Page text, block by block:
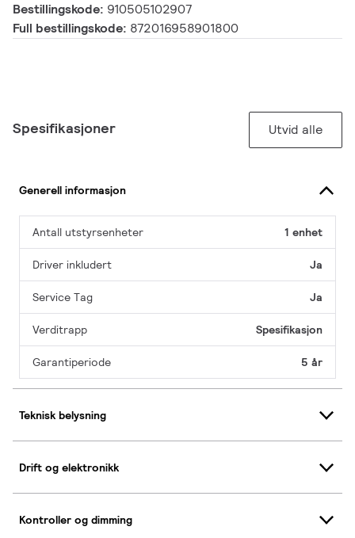
Bestillingskode: 910505102907
Full bestillingskode: 872016958901800
Spesifikasjoner Utvid alle
Generell informasjon
Antall utstyrsenheter 1 enhet
Driver inkludert Ja
Service Tag Ja
Verditrapp Spesifikasjon
Garantiperiode 5 år
Teknisk belysning
Drift og elektronikk
Kontroller og dimming